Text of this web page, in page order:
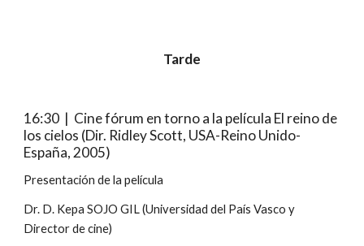
Tarde
16:30  |  Cine fórum en torno a la película El reino de
los cielos (Dir. Ridley Scott, USA-Reino Unido-
España, 2005)
Presentación de la película
Dr. D. Kepa SOJO GIL (Universidad del País Vasco y
Director de cine)